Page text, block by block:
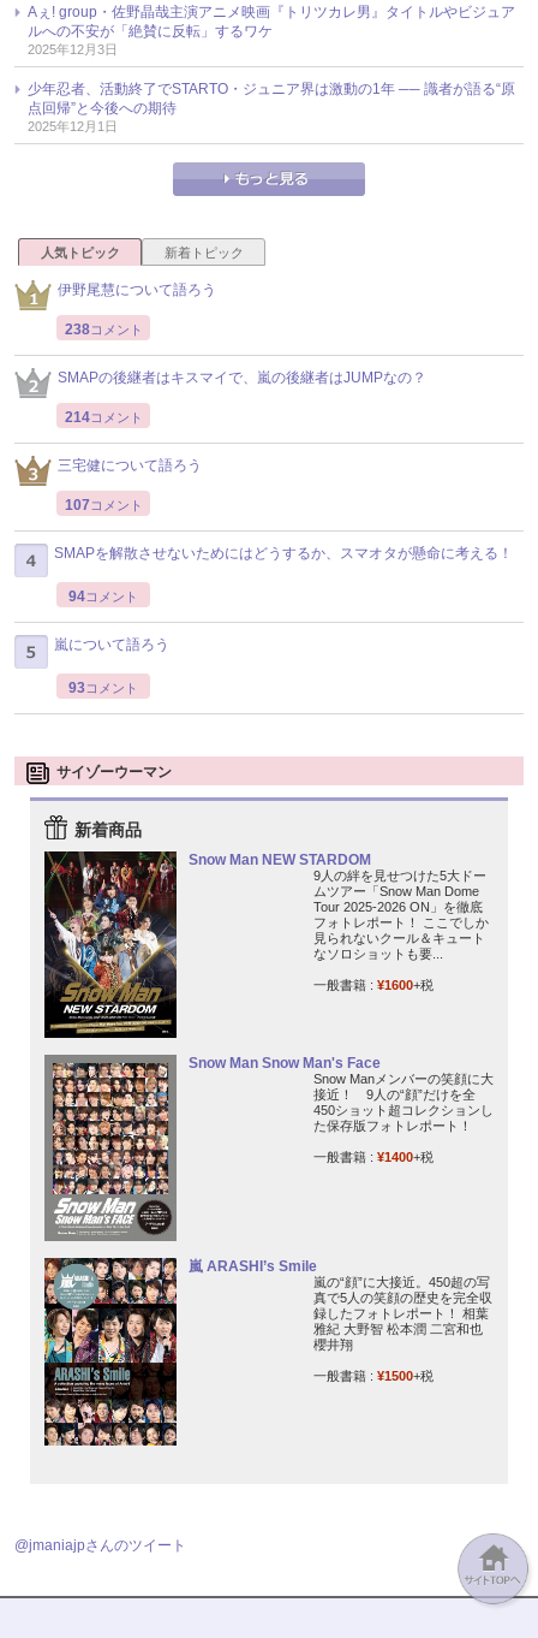
Aぇ! group・佐野晶哉主演アニメ映画『トリツカレ男』タイトルやビジュア
ルへの不安が「絶賛に反転」するワケ
2025年12月3日
少年忍者、活動終了でSTARTO・ジュニア界は激動の1年 ── 識者が語る“原
点回帰”と今後への期待
2025年12月1日
人気トピック 新着トピック
伊野尾慧について語ろう
238コメント
SMAPの後継者はキスマイで、嵐の後継者はJUMPなの？
214コメント
三宅健について語ろう
107 コメント
SMAPを解散させないためにはどうするか、スマオタが懸命に考える！
94コメント
嵐について語ろう
93コメント
サイゾーウーマン
新着商品
Snow Man NEW STARDOM
9人の絆を見せつけた5大ドー
ムツアー「Snow Man Dome
Tour 2025-2026 ON」を徹底
フォトレポート！ ここでしか
見られないクール＆キュート
なソロショットも要...
一般書籍 : ¥1600+税
Snow Man Snow Man's Face
Snow Manメンバーの笑顔に大
接近！ 9人の“顔”だけを全
450ショット超コレクションし
た保存版フォトレポート！
一般書籍 : ¥1400+税
嵐 ARASHI’s Smile
嵐の“顔”に大接近。450超の写
真で5人の笑顔の歴史を完全収
録したフォトレポート！ 相葉
雅紀 大野智 松本潤 二宮和也
櫻井翔
一般書籍 : ¥1500+税
@jmaniajpさんのツイート